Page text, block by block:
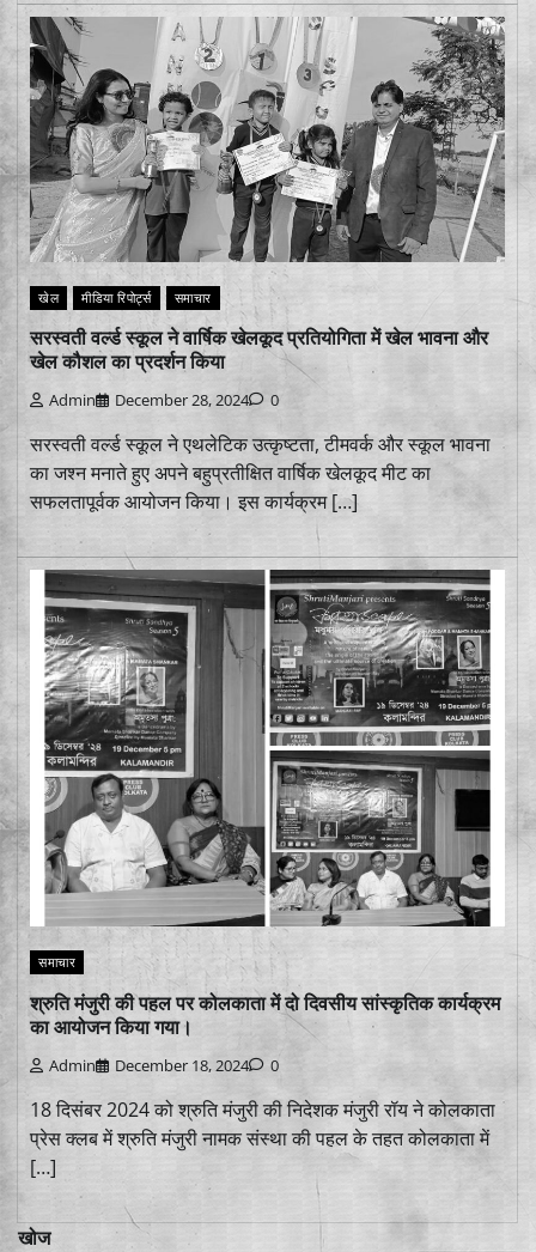
खेल मीडिया रिपोर्ट्स समाचार
सरस्वती वर्ल्ड स्कूल ने वार्षिक खेलकूद प्रतियोगिता में खेल भावना और
खेल कौशल का प्रदर्शन किया
Admin December 28, 2024 0
सरस्वती वर्ल्ड स्कूल ने एथलेटिक उत्कृष्टता, टीमवर्क और स्कूल भावना
का जश्न मनाते हुए अपने बहुप्रतीक्षित वार्षिक खेलकूद मीट का
सफलतापूर्वक आयोजन किया। इस कार्यक्रम […]
समाचार
श्रुति मंजुरी की पहल पर कोलकाता में दो दिवसीय सांस्कृतिक कार्यक्रम
का आयोजन किया गया।
Admin December 18, 2024 0
18 दिसंबर 2024 को श्रुति मंजुरी की निदेशक मंजुरी रॉय ने कोलकाता
प्रेस क्लब में श्रुति मंजुरी नामक संस्था की पहल के तहत कोलकाता में
[…]
खोज